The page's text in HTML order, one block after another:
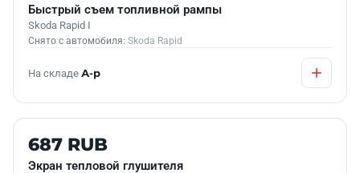
Быстрый съем топливной рампы
Skoda Rapid I
Снято с автомобиля: Skoda Rapid
На складе А-р
Б/У В НАЛИЧИИ
687 RUB
Экран тепловой глушителя